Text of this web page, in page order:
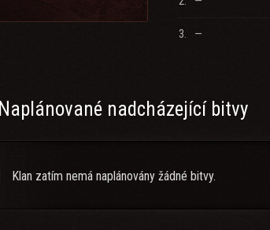
3. —
Naplánované nadcházející bitvy
Klan zatím nemá naplánovány žádné bitvy.